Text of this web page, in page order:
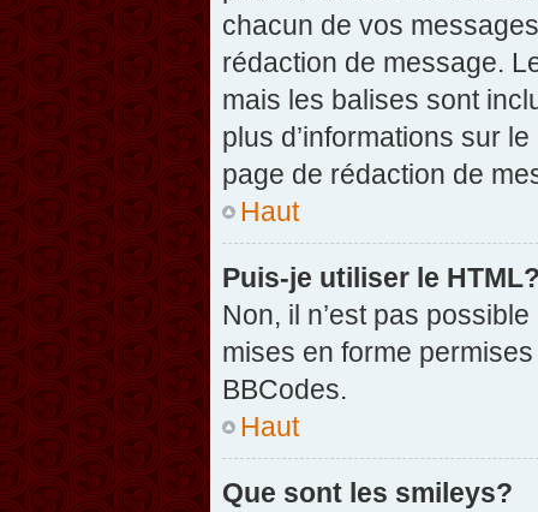
chacun de vos
rédaction de message.
mais les balises sont
plus d’informations sur
page de rédaction de
Haut
Puis-je utiliser le
Non, il n’est pas
mises en forme
BBCodes.
Haut
Que sont les smileys?